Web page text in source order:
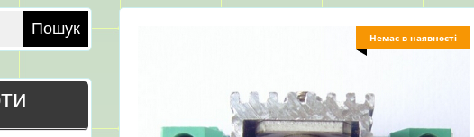
Немає в наявності
Пошук